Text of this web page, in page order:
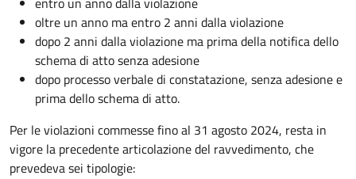
oltre un anno ma entro 2 anni dalla violazione
dopo 2 anni dalla violazione ma prima della notifica dello
schema di atto senza adesione
dopo processo verbale di constatazione, senza adesione e
prima dello schema di atto.
Per le violazioni commesse fino al 31 agosto 2024, resta in
vigore la precedente articolazione del ravvedimento, che
prevedeva sei tipologie: